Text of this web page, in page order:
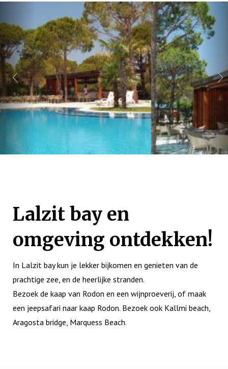
Lalzit bay en
omgeving ontdekken!
In Lalzit bay kun je lekker bijkomen en genieten van de
prachtige zee, en de heerlijke stranden.
Bezoek de kaap van Rodon en een wijnproeverij, of maak
een jeepsafari naar kaap Rodon. Bezoek ook Kallmi beach,
Aragosta bridge, Marquess Beach.